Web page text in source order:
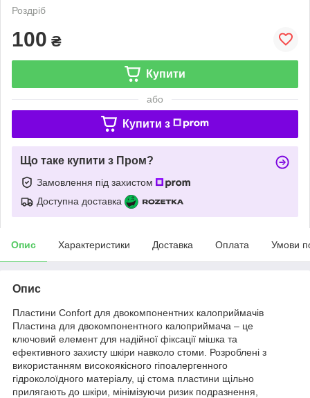
Роздріб
100 ₴
Купити
або
Купити з
Що таке купити з Пром?
Замовлення під захистом
Доступна доставка
Опис Характеристики Доставка Оплата Умови
Опис
Пластини Confort для двокомпонентних калоприймачів
Пластина для двокомпонентного калоприймача – це
ключовий елемент для надійної фіксації мішка та
ефективного захисту шкіри навколо стоми. Розроблені з
використанням високоякісного гіпоалергенного
гідроколоїдного матеріалу, ці стома пластини щільно
прилягають до шкіри, мінімізуючи ризик подразнення,